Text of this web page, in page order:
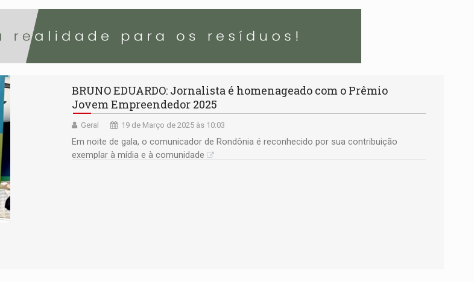
BRUNO EDUARDO: Jornalista é homenageado com o Prêmio
Jovem Empreendedor 2025
Geral 19 de Março de 2025 às 10:03
Em noite de gala, o comunicador de Rondônia é reconhecido por sua contribuição
exemplar à mídia e à comunidade